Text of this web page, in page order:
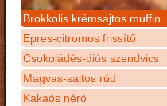
Brokkolis krémsajtos muffin
Epres-citromos frissítő
Csokoládés-diós szendvics
Magvas-sajtos rúd
Kakaós néró